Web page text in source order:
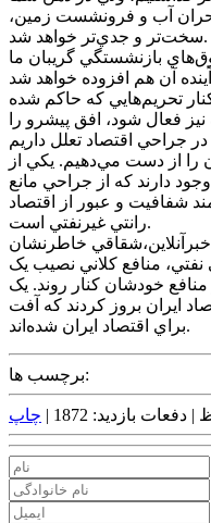
آب و فرونشست زمين،
سخت‌تر و جدي‌تر خواهد شد.
بازنشستگي گريبان ما
کنار تحريم‌هايي که حاکم شده
فعال شود، افق پيشرو را
جراحي اقتصاد تعلل داريم
را از دست مي‌دهيم. يکي از
دارند که از جراحي مانع
شفافيت و عبور از اقتصاد
رانتي غيرنفتي است.
خبرآنلاين،شقاقي خاطرنشان
منافع کلاني نصيب يک
خودشان کنار روند. يک
ايران بروز کردند که آفت
براي اقتصاد ايران شده‌اند.
برچسب ها:
دفعات بازدید: 1872 | چاپ